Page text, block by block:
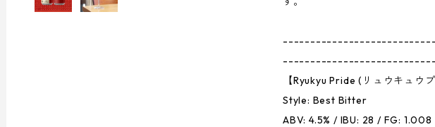
【Ryukyu Pride (リュウキュウ
Style: Best Bitter
ABV: 4.5% / IBU: 28 / FG: 1.008